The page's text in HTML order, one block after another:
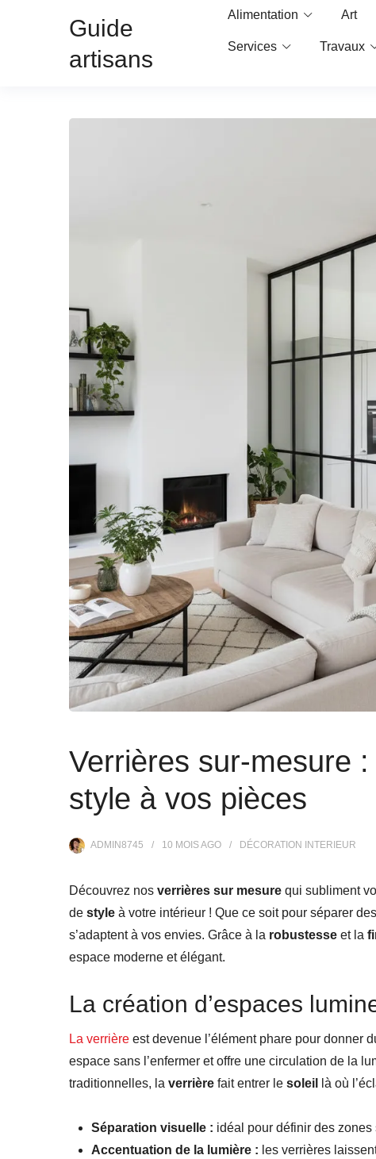
Guide
artisans
Alimentation Art
Services Travaux
Verrières sur-mesure
style à vos pièces
ADMIN8745 10 MOISAGO DÉCORATION INTERIEUR
Découvrez nos verrières sur mesure qui subliment
de style à votre intérieur ! Que ce soit pour séparer
s’adaptent à vos envies. Grâce à la robustesse et la
espace moderne et élégant.
La création d’espaces
La verrière est devenue l’élément phare pour donner
espace sans l’enfermer et offre une circulation de la
traditionnelles, la verrière fait entrer le soleil là où
Séparation visuelle : idéal pour définir des
Accentuation de la lumière : les verrières